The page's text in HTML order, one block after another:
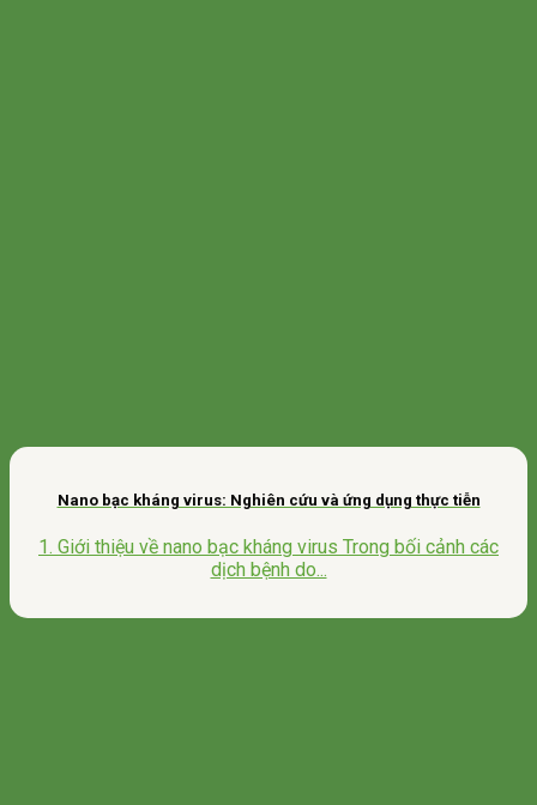
Nano bạc kháng virus: Nghiên cứu và ứng dụng thực tiễn
1. Giới thiệu về nano bạc kháng virus Trong bối cảnh các
dịch bệnh do...